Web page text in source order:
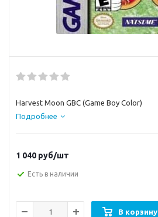
Harvest Moon GBC (Game Boy Color)
Подробнее
1 040 руб/шт
Есть в наличии
В корзину